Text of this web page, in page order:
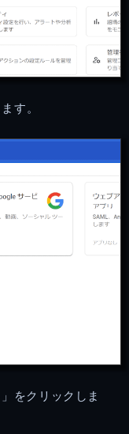
す。
をクリックしま